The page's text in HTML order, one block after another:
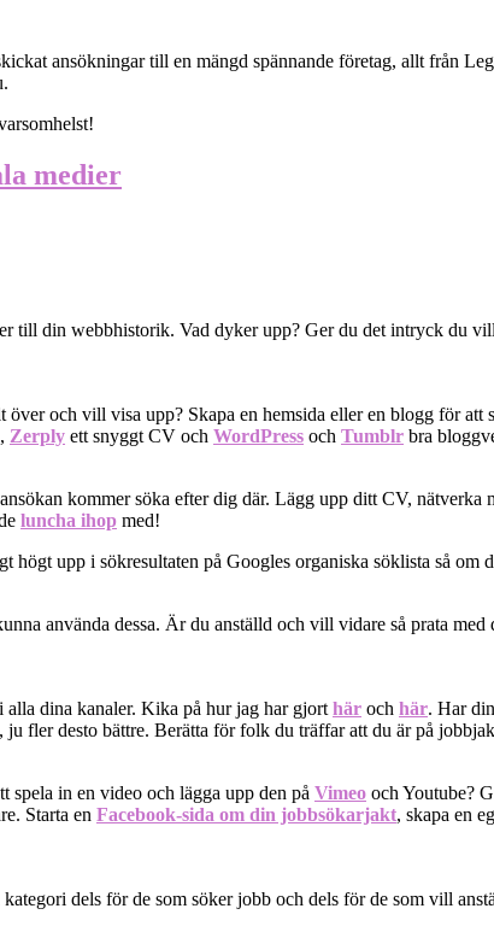
ansökningar till en mängd spännande företag, allt från
medier
till din webbhistorik. Vad dyker upp? Ger du det intryck du
och vill visa upp? Skapa en hemsida eller en blogg för
Zerply ett snyggt CV och WordPress och Tumblr bra
kommer söka efter dig där. Lägg upp ditt CV,
luncha ihop med!
upp i sökresultaten på Googles organiska söklista så om
använda dessa. Är du anställd och vill vidare så prata
dina kanaler. Kika på hur jag har gjort här och här. Har
fler desto bättre. Berätta för folk du träffar att du är på
spela in en video och lägga upp den på Vimeo och Youtube?
Starta en Facebook-sida om din jobbsökarjakt, skapa en
dels för de som söker jobb och dels för de som vill